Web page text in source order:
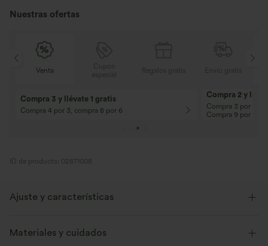
Nuestras ofertas
Venta
Compra 3 y llévate 1 gratis
Compra 4 por 3, compra 8 por 6
Compra 2 y
Compra 3 por 2,
Compra 9 por 6
ID de producto: 02871008
Ajuste y características
Corte holgado Cuello desbocado
Materiales y cuidados